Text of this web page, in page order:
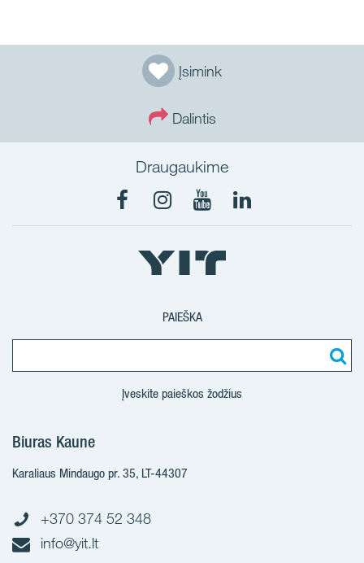
Įsimink
Dalintis
Draugaukime
PAIEŠKA
Įveskite paieškos žodžius
Biuras Kaune
Karaliaus Mindaugo pr. 35, LT-44307
+370 374 52 348
info@yit.lt